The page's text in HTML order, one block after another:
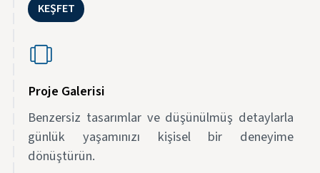
KEŞFET
Proje Galerisi
Benzersiz tasarımlar ve düşünülmüş detaylarla
günlük yaşamınızı kişisel bir deneyime
dönüştürün.